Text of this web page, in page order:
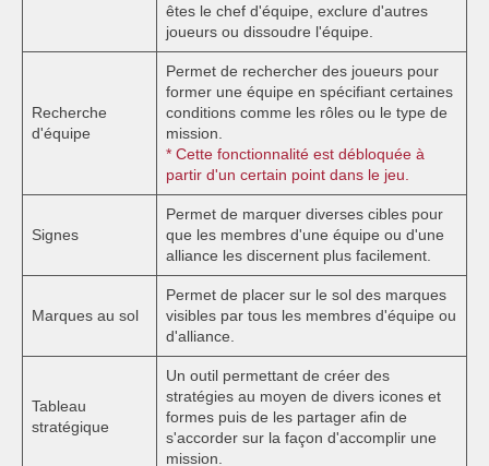
êtes le chef d'équipe, exclure d'autres
joueurs ou dissoudre l'équipe.
Recherche
d'équipe
Permet de rechercher des joueurs pour
former une équipe en spécifiant certaines
conditions comme les rôles ou le type de
mission.
* Cette fonctionnalité est débloquée à
partir d'un certain point dans le jeu.
Signes
Permet de marquer diverses cibles pour
que les membres d'une équipe ou d'une
alliance les discernent plus facilement.
Marques au sol
Permet de placer sur le sol des marques
visibles par tous les membres d'équipe ou
d'alliance.
Tableau
stratégique
Un outil permettant de créer des
stratégies au moyen de divers icones et
formes puis de les partager afin de
s'accorder sur la façon d'accomplir une
mission.